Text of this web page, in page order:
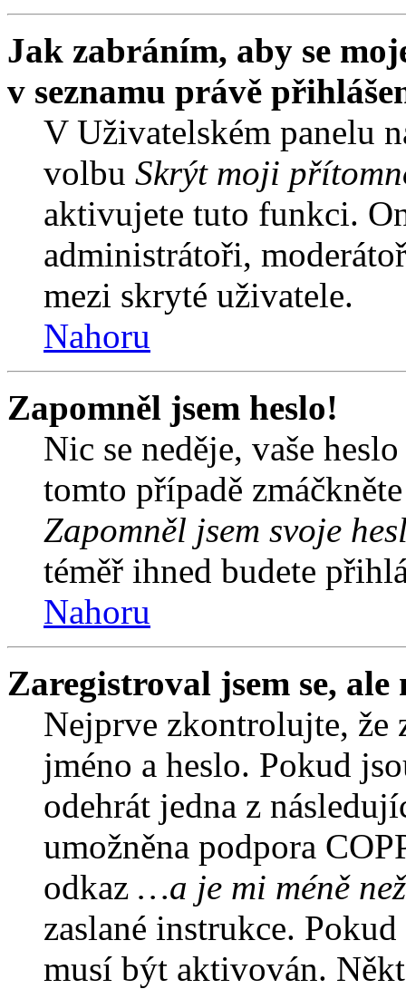
Jak zabráním, aby se
v seznamu právě
V Uživatelském panelu
volbu Skrýt moji
aktivujete tuto funkci.
administrátoři,
mezi skryté uživatele.
Nahoru
Zapomněl jsem heslo!
Nic se neděje, vaše
tomto případě
Zapomněl jsem svoje
téměř ihned budete
Nahoru
Zaregistroval jsem se,
Nejprve zkontrolujte, že
jméno a heslo. Pokud
odehrát jedna z
umožněna podpora
odkaz …a je mi méně
zaslané instrukce.
musí být aktivován.